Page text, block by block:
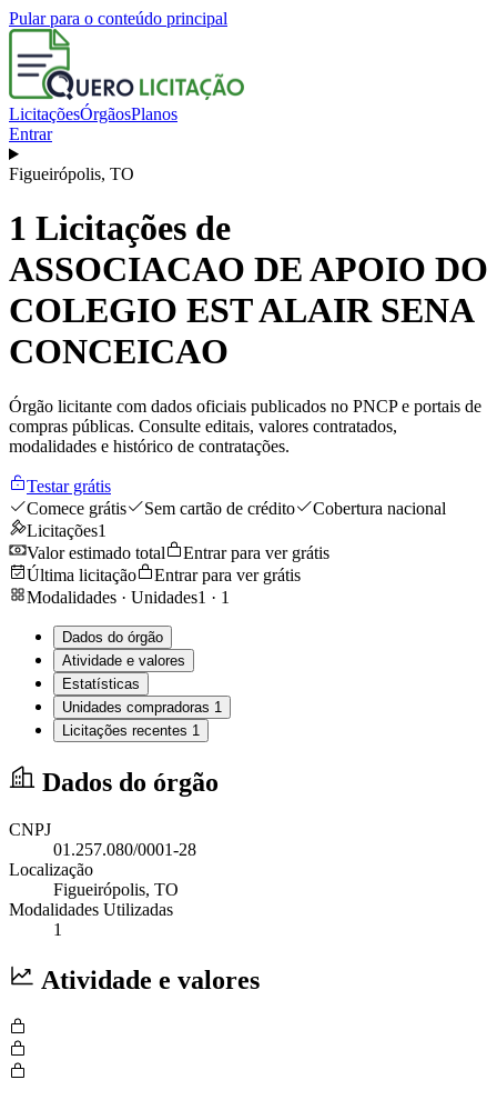
Pular para o conteúdo principal
LicitaçõesÓrgãosPlanos
Entrar
Figueirópolis, TO
1 Licitações de
ASSOCIACAO DE APOIO DO
COLEGIO EST ALAIR SENA
CONCEICAO
Órgão licitante com dados oficiais publicados no PNCP e portais de
compras públicas. Consulte editais, valores contratados,
modalidades e histórico de contratações.
Testar grátis
Comece grátis
Sem cartão de crédito
Cobertura nacional
Licitações1
Valor estimado total
Entrar para ver grátis
Última licitação
Entrar para ver grátis
Modalidades · Unidades1 · 1
Dados do órgão
Atividade e valores
Estatísticas
Unidades compradoras 1
Licitações recentes 1
Dados do órgão
CNPJ
01.257.080/0001-28
Localização
Figueirópolis, TO
Modalidades Utilizadas
1
Atividade e valores